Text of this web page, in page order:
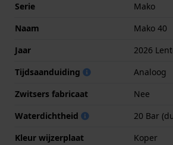
Serie
Mako
Naam
Mako 40
Jaar
2026
Tijdsaanduiding
Analoog
Zwitsers fabricaat
Nee
Waterdichtheid
20 Bar
Kleur wijzerplaat
Koper